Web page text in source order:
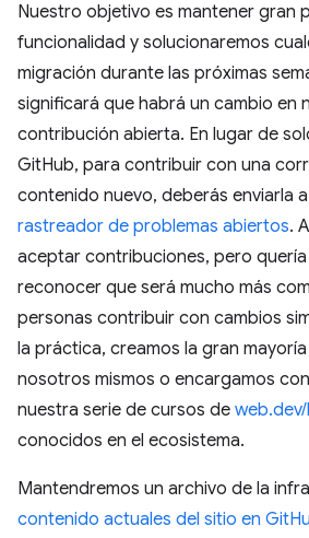
Nuestro objetivo es mantener gran
funcionalidad y solucionaremos
migración durante las próximas
significará que habrá un cambio en
contribución abierta. En lugar de
GitHub, para contribuir con una
contenido nuevo, deberás enviarla
rastreador de problemas abiertos.
aceptar contribuciones, pero
reconocer que será mucho más
personas contribuir con cambios
la práctica, creamos la gran
nosotros mismos o encargamos
nuestra serie de cursos de
conocidos en el ecosistema.
Mantendremos un archivo de la
contenido actuales del sitio en